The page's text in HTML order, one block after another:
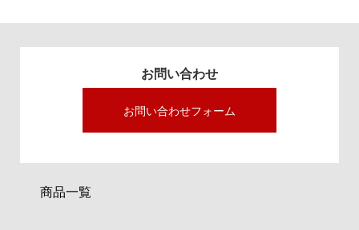
お問い合わせ
お問い合わせフォーム
商品一覧